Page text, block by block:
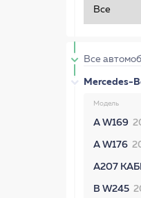
Все
Mercedes-
Модель
A W169
A W176
A207
B W245